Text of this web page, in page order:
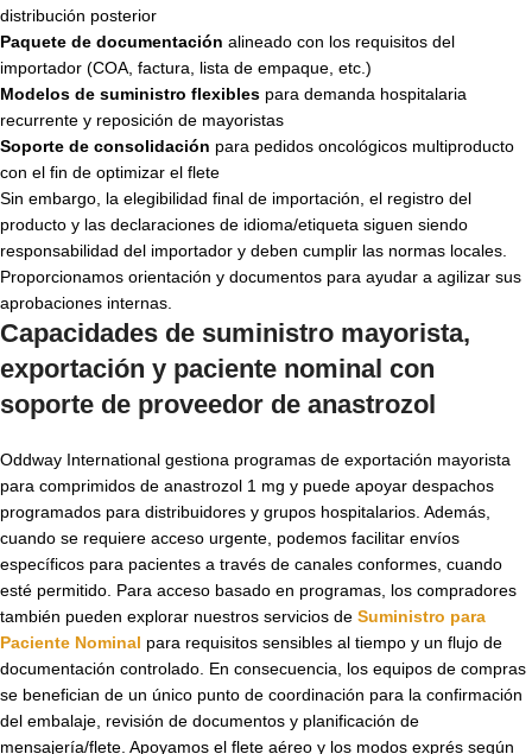
distribución posterior
Paquete de documentación alineado con los requisitos del
importador (COA, factura, lista de empaque, etc.)
Modelos de suministro flexibles para demanda hospitalaria
recurrente y reposición de mayoristas
Soporte de consolidación para pedidos oncológicos multiproducto
con el fin de optimizar el flete
Sin embargo, la elegibilidad final de importación, el registro del
producto y las declaraciones de idioma/etiqueta siguen siendo
responsabilidad del importador y deben cumplir las normas locales.
Proporcionamos orientación y documentos para ayudar a agilizar sus
aprobaciones internas.
Capacidades de suministro mayorista,
exportación y paciente nominal con
soporte de proveedor de anastrozol
Oddway International gestiona programas de exportación mayorista
para comprimidos de anastrozol 1 mg y puede apoyar despachos
programados para distribuidores y grupos hospitalarios. Además,
cuando se requiere acceso urgente, podemos facilitar envíos
específicos para pacientes a través de canales conformes, cuando
esté permitido. Para acceso basado en programas, los compradores
también pueden explorar nuestros servicios de Suministro para
Paciente Nominal para requisitos sensibles al tiempo y un flujo de
documentación controlado. En consecuencia, los equipos de compras
se benefician de un único punto de coordinación para la confirmación
del embalaje, revisión de documentos y planificación de
mensajería/flete. Apoyamos el flete aéreo y los modos exprés según